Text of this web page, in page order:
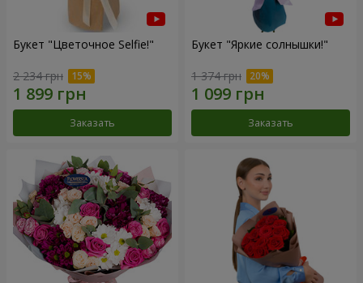
Букет "Цветочное Selfie!"
2 234 грн
Заказать
Букет "Яркие солнышки!"
1 374 грн
Заказать